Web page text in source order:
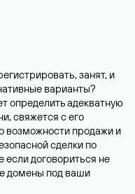
занят, и
варианты?
определить адекватную
свяжется с его
возможности продажи и
сделки по
если договориться не
домены под ваши